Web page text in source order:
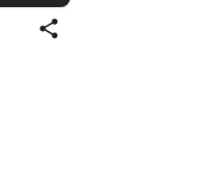
share